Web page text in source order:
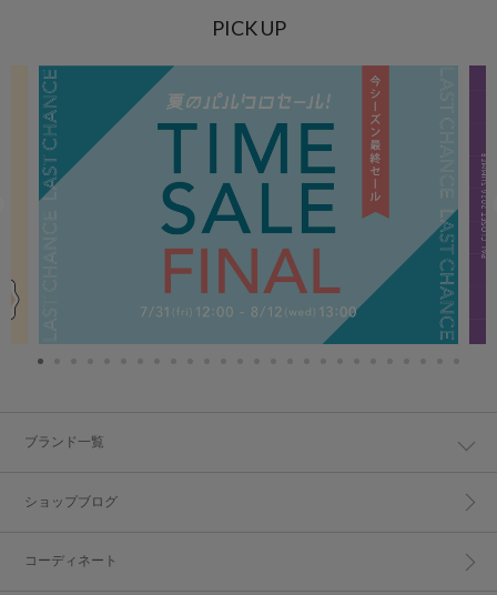
PICK UP
ブランド一覧
ショップブログ
コーディネート